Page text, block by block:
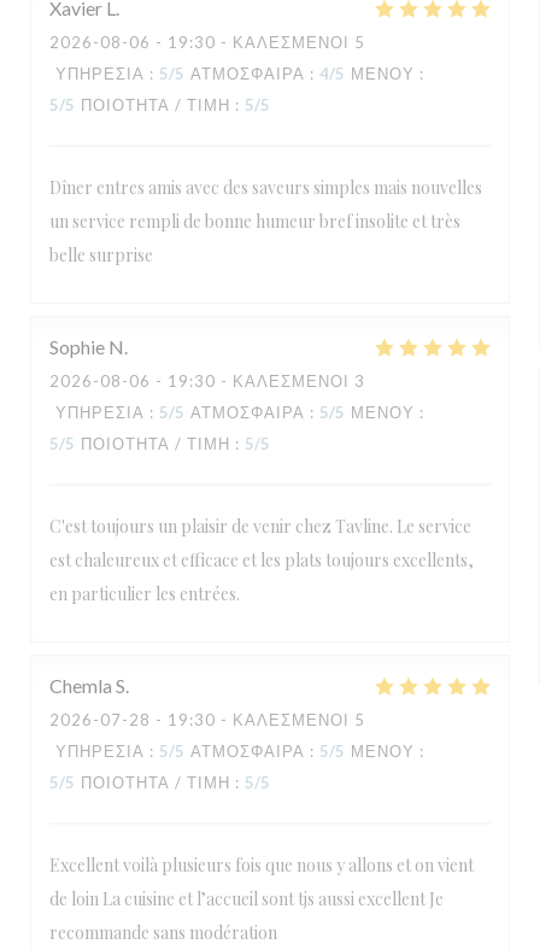
Xavier L
2026-08-06 - 19:30 - ΚΑΛΕΣΜΈΝΟΙ 5
ΥΠΗΡΕΣΊΑ : 5/5 ΑΤΜΌΣΦΑΙΡΑ : 4/5 ΜΕΝΟΎ :
5/5 ΠΟΙΌΤΗΤΑ / ΤΙΜΉ : 5/5
Dîner entres amis avec des saveurs simples mais nouvelles
un service rempli de bonne humeur bref insolite et très
belle surprise
Sophie N
2026-08-06 - 19:30 - ΚΑΛΕΣΜΈΝΟΙ 3
ΥΠΗΡΕΣΊΑ : 5/5 ΑΤΜΌΣΦΑΙΡΑ : 5/5 ΜΕΝΟΎ :
5/5 ΠΟΙΌΤΗΤΑ / ΤΙΜΉ : 5/5
C'est toujours un plaisir de venir chez Tavline. Le service
est chaleureux et efficace et les plats toujours excellents,
en particulier les entrées.
Chemla S
2026-07-28 - 19:30 - ΚΑΛΕΣΜΈΝΟΙ 5
ΥΠΗΡΕΣΊΑ : 5/5 ΑΤΜΌΣΦΑΙΡΑ : 5/5 ΜΕΝΟΎ :
5/5 ΠΟΙΌΤΗΤΑ / ΤΙΜΉ : 5/5
Excellent voilà plusieurs fois que nous y allons et on vient
de loin La cuisine et l’accueil sont tjs aussi excellent Je
recommande sans modération